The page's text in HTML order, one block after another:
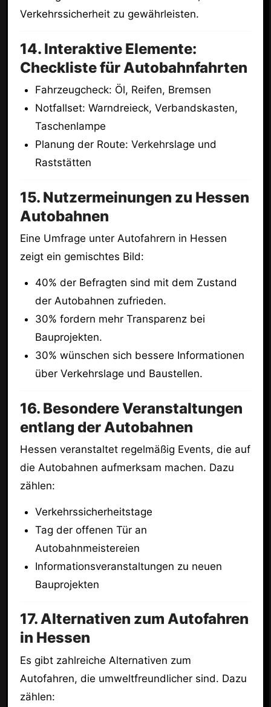
Verkehrssicherheit zu gewährleisten.
14. Interaktive Elemente:
Checkliste für Autobahnfahrten
Fahrzeugcheck: Öl, Reifen, Bremsen
Notfallset: Warndreieck, Verbandskasten,
Taschenlampe
Planung der Route: Verkehrslage und
Raststätten
15. Nutzermeinungen zu Hessen
Autobahnen
Eine Umfrage unter Autofahrern in Hessen
zeigt ein gemischtes Bild:
40% der Befragten sind mit dem Zustand
der Autobahnen zufrieden.
30% fordern mehr Transparenz bei
Bauprojekten.
30% wünschen sich bessere Informationen
über Verkehrslage und Baustellen.
16. Besondere Veranstaltungen
entlang der Autobahnen
Hessen veranstaltet regelmäßig Events, die auf
die Autobahnen aufmerksam machen. Dazu
zählen:
Verkehrssicherheitstage
Tag der offenen Tür an
Autobahnmeistereien
Informationsveranstaltungen zu neuen
Bauprojekten
17. Alternativen zum Autofahren
in Hessen
Es gibt zahlreiche Alternativen zum
Autofahren, die umweltfreundlicher sind. Dazu
zählen: